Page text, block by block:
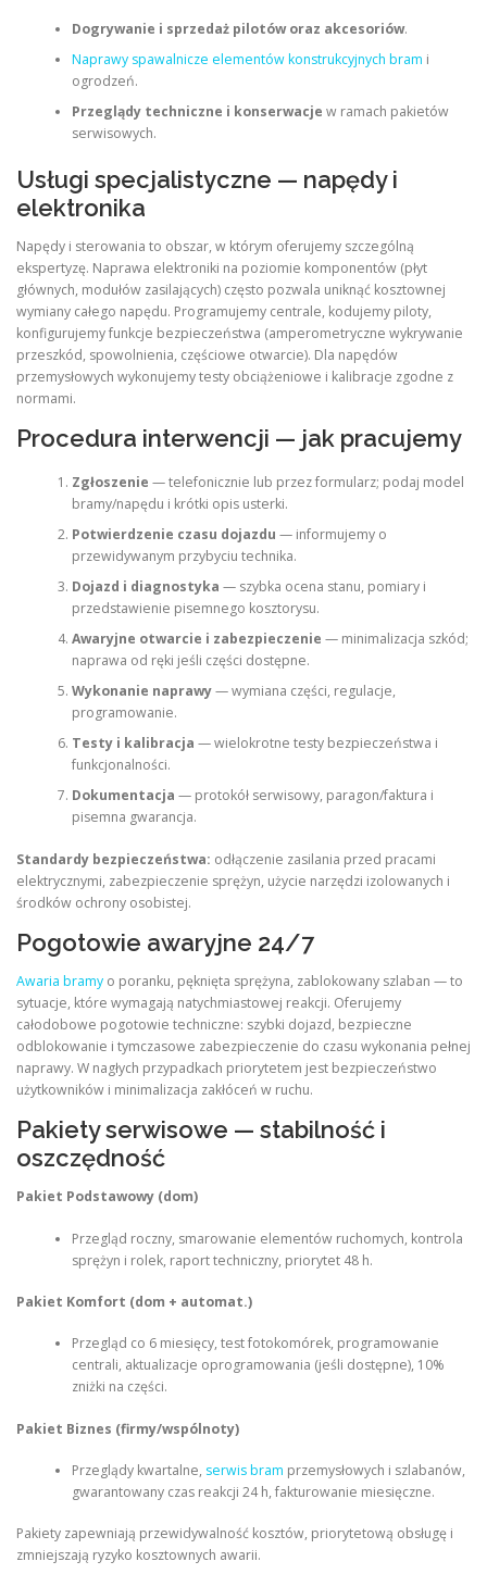
Dogrywanie i sprzedaż pilotów oraz akcesoriów.
Naprawy spawalnicze elementów konstrukcyjnych bram i
ogrodzeń.
Przeglądy techniczne i konserwacje w ramach pakietów
serwisowych.
Usługi specjalistyczne — napędy i
elektronika
Napędy i sterowania to obszar, w którym oferujemy szczególną
ekspertyzę. Naprawa elektroniki na poziomie komponentów (płyt
głównych, modułów zasilających) często pozwala uniknąć kosztownej
wymiany całego napędu. Programujemy centrale, kodujemy piloty,
konfigurujemy funkcje bezpieczeństwa (amperometryczne wykrywanie
przeszkód, spowolnienia, częściowe otwarcie). Dla napędów
przemysłowych wykonujemy testy obciążeniowe i kalibracje zgodne z
normami.
Procedura interwencji — jak pracujemy
Zgłoszenie — telefonicznie lub przez formularz; podaj model
bramy/napędu i krótki opis usterki.
Potwierdzenie czasu dojazdu — informujemy o
przewidywanym przybyciu technika.
Dojazd i diagnostyka — szybka ocena stanu, pomiary i
przedstawienie pisemnego kosztorysu.
Awaryjne otwarcie i zabezpieczenie — minimalizacja szkód;
naprawa od ręki jeśli części dostępne.
Wykonanie naprawy— wymiana części, regulacje,
programowanie.
Testy i kalibracja — wielokrotne testy bezpieczeństwa i
funkcjonalności.
Dokumentacja — protokół serwisowy, paragon/faktura i
pisemna gwarancja.
Standardy bezpieczeństwa: odłączenie zasilania przed pracami
elektrycznymi, zabezpieczenie sprężyn, użycie narzędzi izolowanych i
środków ochrony osobistej.
Pogotowie awaryjne 24/7
Awaria bramy o poranku, pęknięta sprężyna, zablokowany szlaban — to
sytuacje, które wymagają natychmiastowej reakcji. Oferujemy
całodobowe pogotowie techniczne: szybki dojazd, bezpieczne
odblokowanie i tymczasowe zabezpieczenie do czasu wykonania pełnej
naprawy. W nagłych przypadkach priorytetem jest bezpieczeństwo
użytkowników i minimalizacja zakłóceń w ruchu.
Pakiety serwisowe — stabilność i
oszczędność
Pakiet Podstawowy (dom)
Przegląd roczny, smarowanie elementów ruchomych, kontrola
sprężyn i rolek, raport techniczny, priorytet 48 h.
Pakiet Komfort (dom + automat.)
Przegląd co 6 miesięcy, test fotokomórek, programowanie
centrali, aktualizacje oprogramowania (jeśli dostępne), 10%
zniżki na części.
Pakiet Biznes (firmy/wspólnoty)
Przeglądy kwartalne, serwis bram przemysłowych i szlabanów,
gwarantowany czas reakcji 24 h, fakturowanie miesięczne.
Pakiety zapewniają przewidywalność kosztów, priorytetową obsługę i
zmniejszają ryzyko kosztownych awarii.